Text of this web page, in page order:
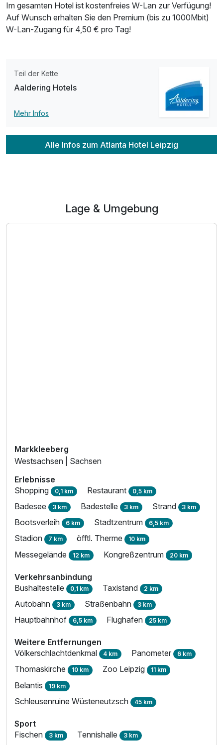
Einzelzimmer Standard
1 Erwachsenen
Zusatznächte
Im gesamten Hotel ist kostenfreies W-Lan zur Verfügung!
Auf Wunsch erhalten Sie den Premium (bis zu 1000Mbit)
W-Lan-Zugang für 4,50 € pro Tag!
Teil der Kette
Aaldering Hotels
Mehr Infos
Alle Infos zum Atlanta Hotel Leipzig
Lage & Umgebung
Markkleeberg
Westsachsen | Sachsen
Erlebnisse
Shopping 0,1 km Restaurant 0,5 km
Badesee 3 km Badestelle 3 km Strand 3 km
Bootsverleih 6 km Stadtzentrum 6,5 km
Stadion 7 km öfftl. Therme 10 km
Messegelände 12 km Kongreßzentrum 20 km
Verkehrsanbindung
Bushaltestelle 0,1 km Taxistand 2 km
Autobahn 3 km Straßenbahn 3 km
Hauptbahnhof 6,5 km Flughafen 25 km
Weitere Entfernungen
Völkerschlachtdenkmal 4 km Panometer 6 km
Thomaskirche 10 km Zoo Leipzig 11 km
Belantis 19 km
Schleusenruine Wüsteneutzsch 45 km
Sport
Fischen 3 km Tennishalle 3 km